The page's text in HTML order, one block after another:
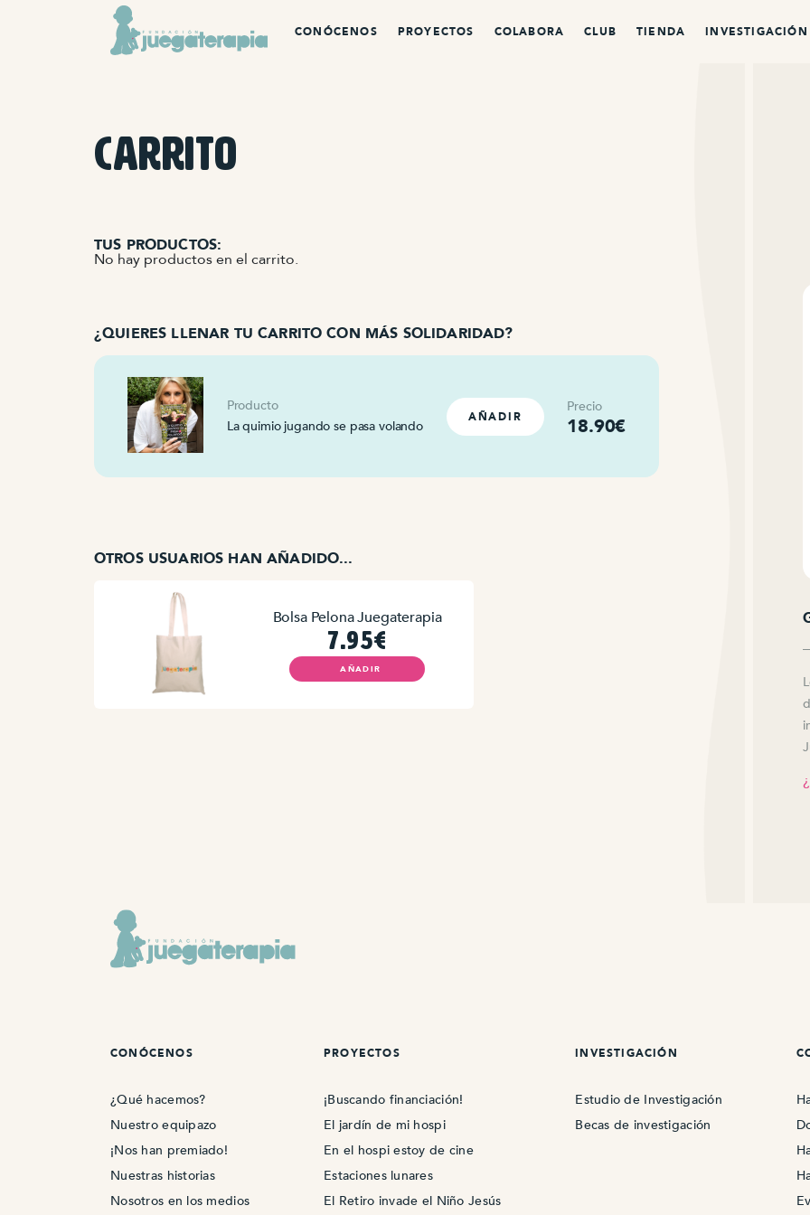
CONÓCENOS PROYECTOS COLABORA CLUB TIENDA INVESTIGACIÓN
CARRITO
TUS PRODUCTOS:
No hay productos en el carrito.
¿QUIERES LLENAR TU CARRITO CON MÁS SOLIDARIDAD?
Producto
La quimio jugando se pasa volando
AÑADIR
Precio
18.90€
OTROS USUARIOS HAN AÑADIDO...
Bolsa Pelona Juegaterapia
7.95€
AÑADIR
CONÓCENOS
¿Qué hacemos?
Nuestro equipazo
¡Nos han premiado!
Nuestras historias
Nosotros en los medios
PROYECTOS
¡Buscando financiación!
El jardín de mi hospi
En el hospi estoy de cine
Estaciones lunares
El Retiro invade el Niño Jesús
INVESTIGACIÓN
Estudio de Investigación
Becas de investigación